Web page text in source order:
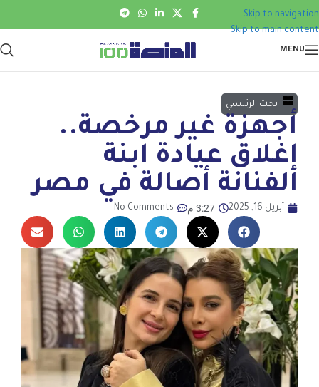
Skip to navigation
Skip to main content
MENU
تحت الرئيسي
أجهزة غير مرخصة..
إغلاق عيادة ابنة
الفنانة أصالة في مصر
أبريل 16, 2025 3:27 م No Comments